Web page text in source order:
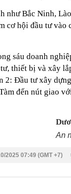
như Bắc Ninh,
cơ hội đầu tư vào
sáu doanh
thiết bị và xây
2: Đầu tư xây
đến nút giao
An
2025 07:49 (GMT +7)